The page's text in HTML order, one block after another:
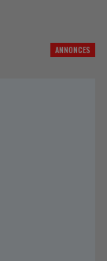
ANNONCES